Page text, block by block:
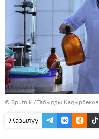
© Sputnik / Табылды Кадырбеков
Жазылуу